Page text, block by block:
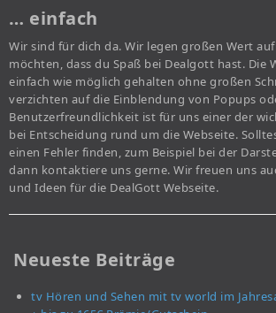
… einfach
Wir sind für dich da. Wir legen großen Wert
möchten, dass du Spaß bei Dealgott hast. Die
einfach wie möglich gehalten ohne großen
verzichten auf die Einblendung von Popups
Benutzerfreundlichkeit ist für uns einer der
bei Entscheidung rund um die Webseite.
einen Fehler finden, zum Beispiel bei der
dann kontaktiere uns gerne. Wir freuen uns
und Ideen für die DealGott Webseite.
Neueste Beiträge
tv Hören und Sehen mit tv world im